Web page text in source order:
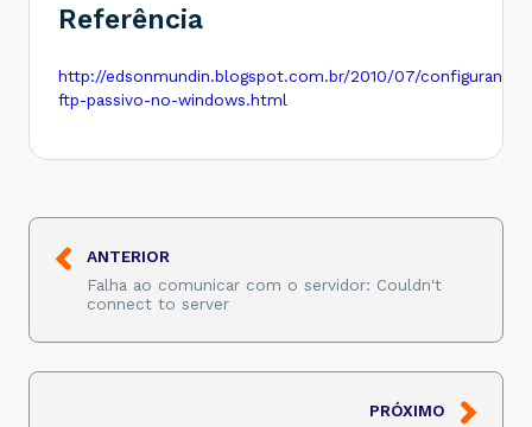
Referência
http://edsonmundin.blogspot.com.br/2010/07/configurando-
ftp-passivo-no-windows.html
ANTERIOR
Falha ao comunicar com o servidor: Couldn't
connect to server
PRÓXIMO